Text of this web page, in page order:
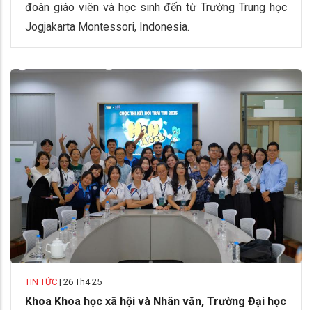
đoàn giáo viên và học sinh đến từ Trường Trung học
Jogjakarta Montessori, Indonesia.
TIN TỨC | 26 Th4 25
Khoa Khoa học xã hội và Nhân văn, Trường Đại học